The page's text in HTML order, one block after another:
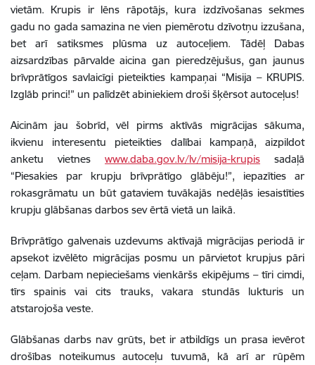
vietām. Krupis ir lēns rāpotājs, kura izdzīvošanas sekmes
gadu no gada samazina ne vien piemērotu dzīvotņu izzušana,
bet arī satiksmes plūsma uz autoceļiem. Tādēļ Dabas
aizsardzības pārvalde aicina gan pieredzējušus, gan jaunus
brīvprātīgos savlaicīgi pieteikties kampaņai “Misija – KRUPIS.
Izglāb princi!” un palīdzēt abiniekiem droši šķērsot autoceļus!
Aicinām jau šobrīd, vēl pirms aktīvās migrācijas sākuma,
ikvienu interesentu pieteikties dalībai kampaņā, aizpildot
anketu vietnes www.daba.gov.lv/lv/misija-krupis sadaļā
“Piesakies par krupju brīvprātīgo glābēju!”, iepazīties ar
rokasgrāmatu un būt gataviem tuvākajās nedēļās iesaistīties
krupju glābšanas darbos sev ērtā vietā un laikā.
Brīvprātīgo galvenais uzdevums aktīvajā migrācijas periodā ir
apsekot izvēlēto migrācijas posmu un pārvietot krupjus pāri
ceļam. Darbam nepieciešams vienkāršs ekipējums – tīri cimdi,
tīrs spainis vai cits trauks, vakara stundās lukturis un
atstarojoša veste.
Glābšanas darbs nav grūts, bet ir atbildīgs un prasa ievērot
drošības noteikumus autoceļu tuvumā, kā arī ar rūpēm